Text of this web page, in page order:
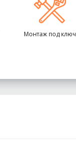
Монтаж под ключ